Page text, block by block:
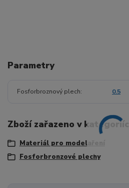
Parametry
Fosforbroznový plech 0.5
Zboží zařazeno v kategoriích
Materiál pro modelaření
Fosforbronzové plechy